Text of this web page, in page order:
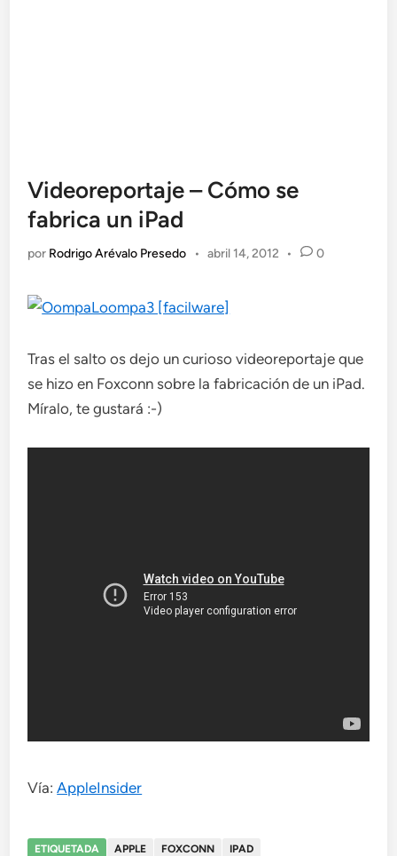
Videoreportaje – Cómo se
fabrica un iPad
por Rodrigo Arévalo Presedo • abril 14, 2012 • 0
Tras el salto os dejo un curioso videoreportaje que
se hizo en Foxconn sobre la fabricación de un iPad.
Míralo, te gustará :-)
Vía:AppleInsider
ETIQUETADA APPLE FOXCONN IPAD